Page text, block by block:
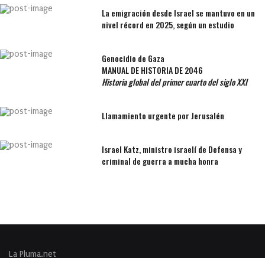
La emigración desde Israel se mantuvo en un
nivel récord en 2025, según un estudio
Genocidio de Gaza
MANUAL DE HISTORIA DE 2046
Historia global del primer cuarto del siglo XXI
Llamamiento urgente por Jerusalén
Israel Katz, ministro israelí de Defensa y
criminal de guerra a mucha honra
La Pluma.net